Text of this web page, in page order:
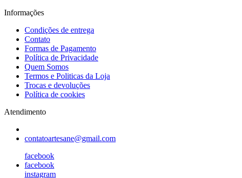
Informações
Condições de entrega
Contato
Formas de Pagamento
Política de Privacidade
Quem Somos
Termos e Politicas da Loja
Trocas e devoluções
Política de cookies
Atendimento
contatoartesane@gmail.com
facebook
facebook
instagram